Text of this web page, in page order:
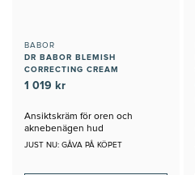
BABOR
DR BABOR BLEMISH
CORRECTING CREAM
1 019 kr
Ansiktskräm för oren och
aknebenägen hud
JUST NU: GÅVA PÅ KÖPET